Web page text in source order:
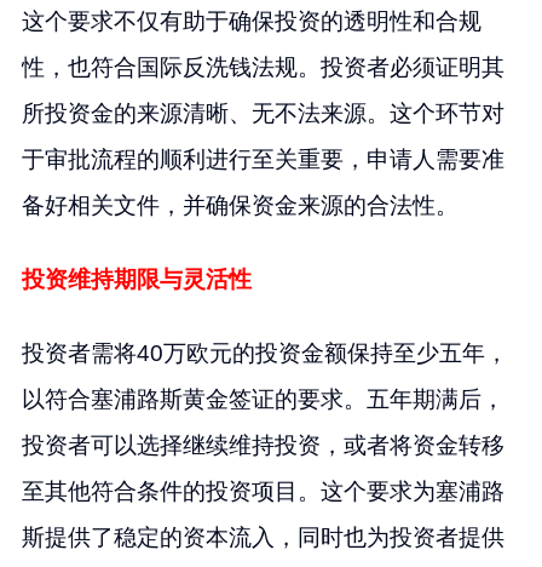
这个要求不仅有助于确保投资的透明性和合规
性，也符合国际反洗钱法规。投资者必须证明其
所投资金的来源清晰、无不法来源。这个环节对
于审批流程的顺利进行至关重要，申请人需要准
备好相关文件，并确保资金来源的合法性。
投资维持期限与灵活性
投资者需将40万欧元的投资金额保持至少五年，
以符合塞浦路斯黄金签证的要求。五年期满后，
投资者可以选择继续维持投资，或者将资金转移
至其他符合条件的投资项目。这个要求为塞浦路
斯提供了稳定的资本流入，同时也为投资者提供